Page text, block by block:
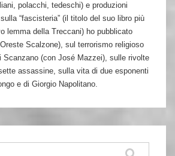
polacchi, tedeschi) e produzioni
“fascisteria” (il titolo del suo libro più
lemma della Treccani) ho pubblicato
Scalzone), sul terrorismo religioso
Scanzano (con José Mazzei), sulle rivolte
assassine, sulla vita di due esponenti
e di Giorgio Napolitano.